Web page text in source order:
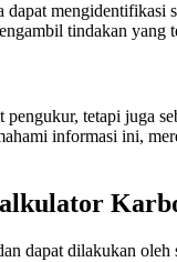
tindakan yang
tetapi juga
informasi ini,
dapat dilakukan